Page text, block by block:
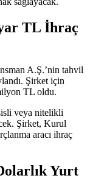
TL İhraç
A.Ş.’nin tahvil
Şirket için
TL oldu.
veya nitelikli
Şirket, Kurul
aracı ihraç
Yurt